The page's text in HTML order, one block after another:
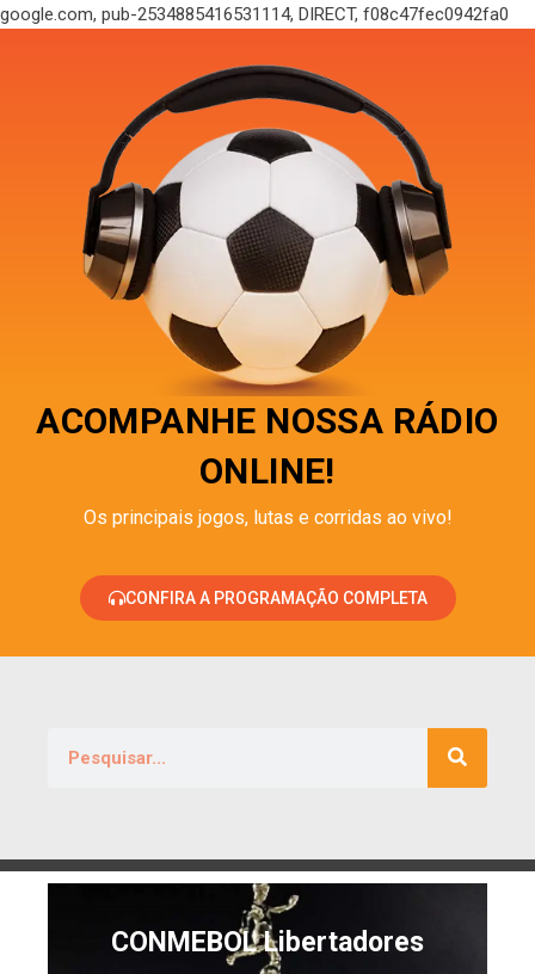
google.com, pub-2534885416531114, DIRECT, f08c47fec0942fa0
ACOMPANHE NOSSA RÁDIO
ONLINE!
Os principais jogos, lutas e corridas ao vivo!
CONFIRA A PROGRAMAÇÃO COMPLETA
CONMEBOL Libertadores